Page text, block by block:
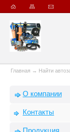
Главная → Найти
О компании
Контакты
Продукция